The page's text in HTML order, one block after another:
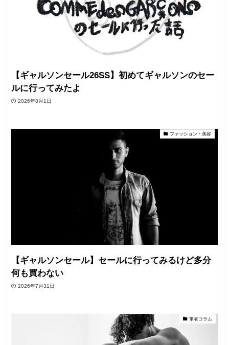
【ギャルソンセール26SS】初めてギャルソンのセー
ルに行ってみたよ
2026年8月1日
ファッション・美容
【ギャルソンセール】セールに行ってみるけど多分
何も買わない
2026年7月31日
筆者コラム